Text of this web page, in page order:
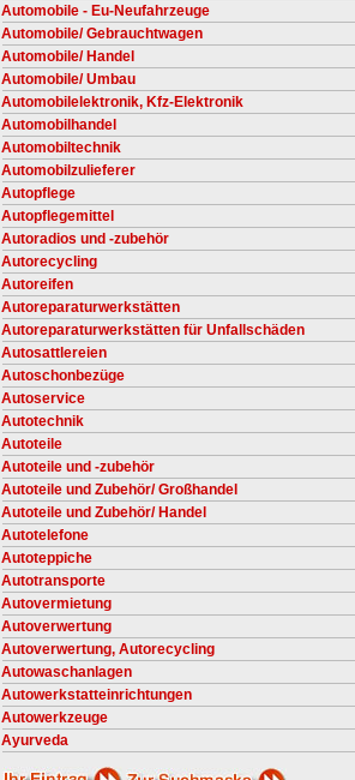
Automobile - Eu-Neufahrzeuge
Automobile/ Gebrauchtwagen
Automobile/ Handel
Automobile/ Umbau
Automobilelektronik, Kfz-Elektronik
Automobilhandel
Automobiltechnik
Automobilzulieferer
Autopflege
Autopflegemittel
Autoradios und -zubehör
Autorecycling
Autoreifen
Autoreparaturwerkstätten
Autoreparaturwerkstätten für Unfallschäden
Autosattlereien
Autoschonbezüge
Autoservice
Autotechnik
Autoteile
Autoteile und -zubehör
Autoteile und Zubehör/ Großhandel
Autoteile und Zubehör/ Handel
Autotelefone
Autoteppiche
Autotransporte
Autovermietung
Autoverwertung
Autoverwertung, Autorecycling
Autowaschanlagen
Autowerkstatteinrichtungen
Autowerkzeuge
Ayurveda